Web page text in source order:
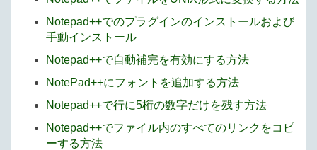
Notepad++でのプラグインのインストールおよび
手動インストール
Notepad++で自動補完を有効にする方法
NotePad++にフォントを追加する方法
Notepad++で行に5桁の数字だけを残す方法
Notepad++でファイル内のすべてのリンクをコピ
ーする方法